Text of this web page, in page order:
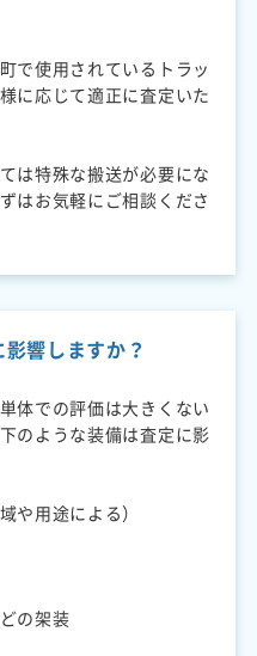
で使用されているトラッ
に応じて適正に査定いた
は特殊な搬送が必要にな
はお気軽にご相談くださ
響しますか？
体での評価は大きくない
のような装備は査定に影
や用途による）
の架装